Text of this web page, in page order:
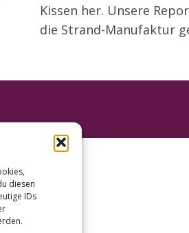
diesen
IDs
Kissen her. Unsere
die Strand-Manufaktur